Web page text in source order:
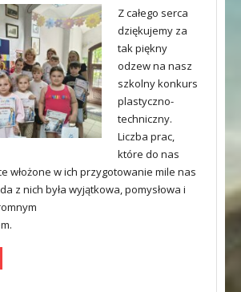
Z całego serca
dziękujemy za
tak piękny
odzew na nasz
szkolny konkurs
plastyczno-
techniczny.
Liczba prac,
które do nas
włożone w ich przygotowanie mile nas
z nich była wyjątkowa, pomysłowa i